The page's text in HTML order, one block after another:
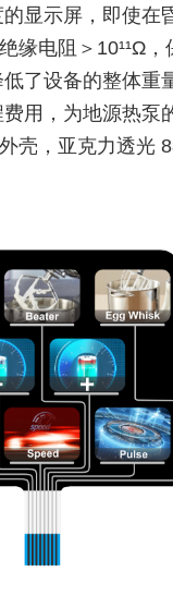
显示屏，即使在
缘电阻＞10¹¹Ω，
了设备的整体重
用，为地源热泵
壳，亚克力透光